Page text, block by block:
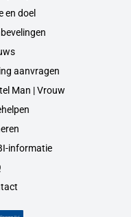
en doel
aanvragen
Man | Vrouw
informatie